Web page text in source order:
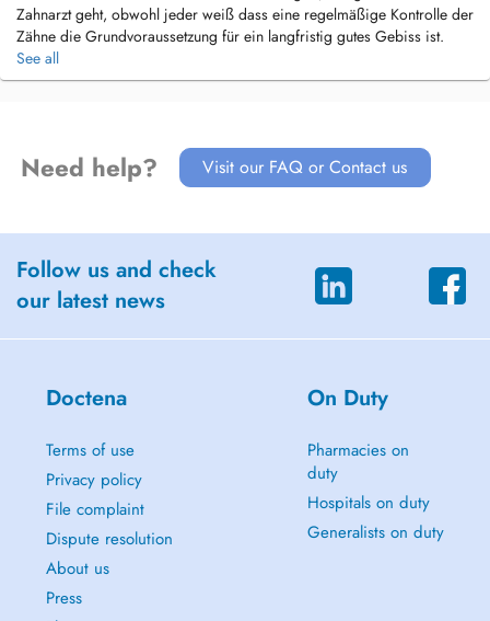
Zahnarzt geht, obwohl jeder weiß dass eine regelmäßige Kontrolle der
Zähne die Grundvoraussetzung für ein langfristig gutes Gebiss ist.
Deshalb möchten wir ihnen den Aufenthalt in unserer Zahnarztpraxis
so angenehm wie möglich gestalten. Wir nehmen uns immer genug
und möglichst kurze Wartezeiten sorgen dafür dass Sie unsere Praxis
mit einem positiven Gefühl wieder verlassen.
See all
Need help? Visit our FAQ or Contact us
Follow us and check
our latest news
Doctena
Terms of use
Privacy policy
File complaint
Dispute resolution
About us
Press
On Duty
Pharmacies on
duty
Hospitals on duty
Generalists on duty